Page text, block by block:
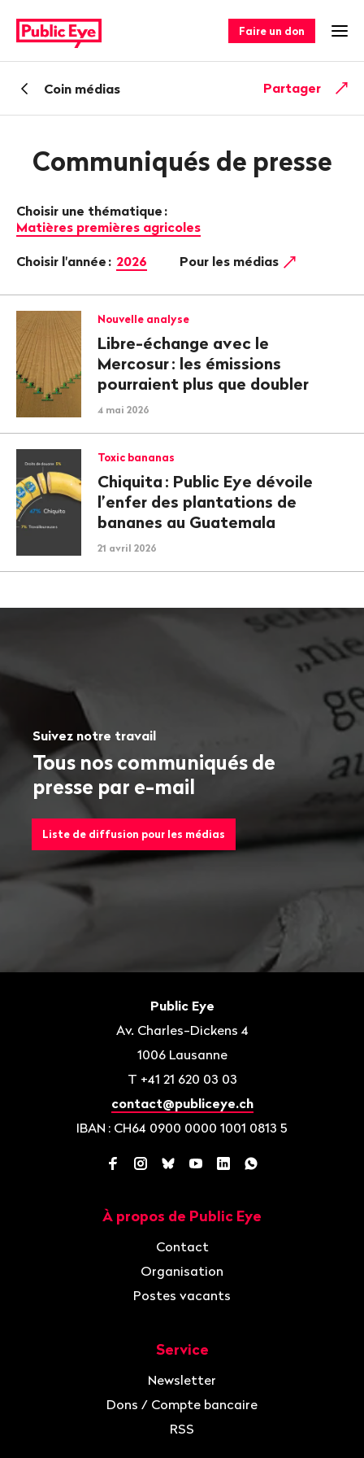
sur
publiceye.ch
rapide
Faire un don
RetourCoin médias Partager
Communiqués de presse
Choisir une thématique :
Matières premières agricoles
Choisir l'année : 2026 Pour les médias
Nouvelle analyse
Libre-échange avec le
Mercosur: les émissions
pourraient plus que doubler
4 mai 2026
Toxic bananas
Chiquita : Public Eye dévoile
l’enfer des plantations de
bananes au Guatemala
21 avril 2026
Suivez notre travail
Tous nos communiqués de
presse par e-mail
Liste de diffusion pour les médias
Public Eye
Av. Charles-Dickens 4
1006 Lausanne
T +41 21 620 03 03
contact@publiceye.ch
IBAN : CH64 0900 0000 1001 0813 5
Facebook
Instagram
BlueskyYouTube
LinkedInWhatsApp
À propos de Public Eye
Contact
Organisation
Postes vacants
Service
Newsletter
Dons / Compte bancaire
RSS